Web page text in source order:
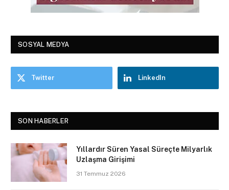
SOSYAL MEDYA
Twitter LinkedIn
SON HABERLER
Yıllardır Süren Yasal Süreçte Milyarlık
Uzlaşma Girişimi
31 Temmuz 2026